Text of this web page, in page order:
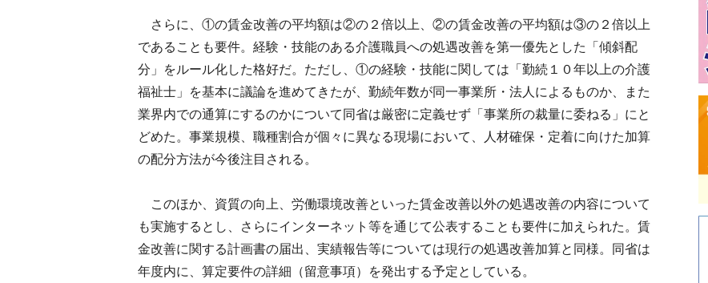
さらに、①の賃金改善の平均額は②の２倍以上、②の賃金改善の平均額は③の２倍以上
であることも要件。経験・技能のある介護職員への処遇改善を第一優先とした「傾斜配
分」をルール化した格好だ。ただし、①の経験・技能に関しては「勤続１０年以上の介護
福祉士」を基本に議論を進めてきたが、勤続年数が同一事業所・法人によるものか、また
業界内での通算にするのかについて同省は厳密に定義せず「事業所の裁量に委ねる」にと
どめた。事業規模、職種割合が個々に異なる現場において、人材確保・定着に向けた加算
の配分方法が今後注目される。
このほか、資質の向上、労働環境改善といった賃金改善以外の処遇改善の内容について
も実施するとし、さらにインターネット等を通じて公表することも要件に加えられた。賃
金改善に関する計画書の届出、実績報告等については現行の処遇改善加算と同様。同省は
年度内に、算定要件の詳細（留意事項）を発出する予定としている。